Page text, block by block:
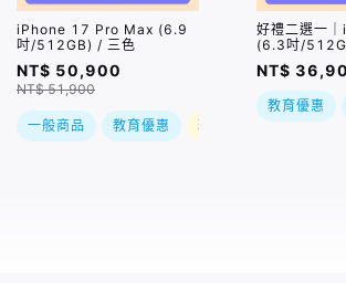
iPhone 17 Pro Max (6.9
吋/512GB) / 三色
NT$ 50,900
NT$ 51,900
一般商品 教育優惠 現折
好禮二選一
(6.3吋/
NT$
教育優惠